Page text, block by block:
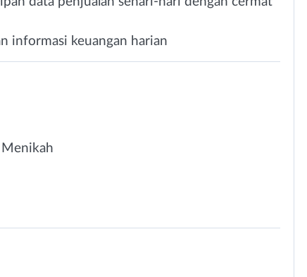
informasi keuangan harian
Menikah